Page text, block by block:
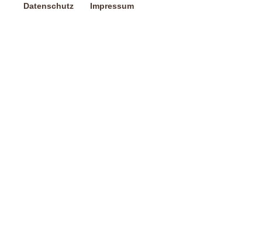
Datenschutz Impressum